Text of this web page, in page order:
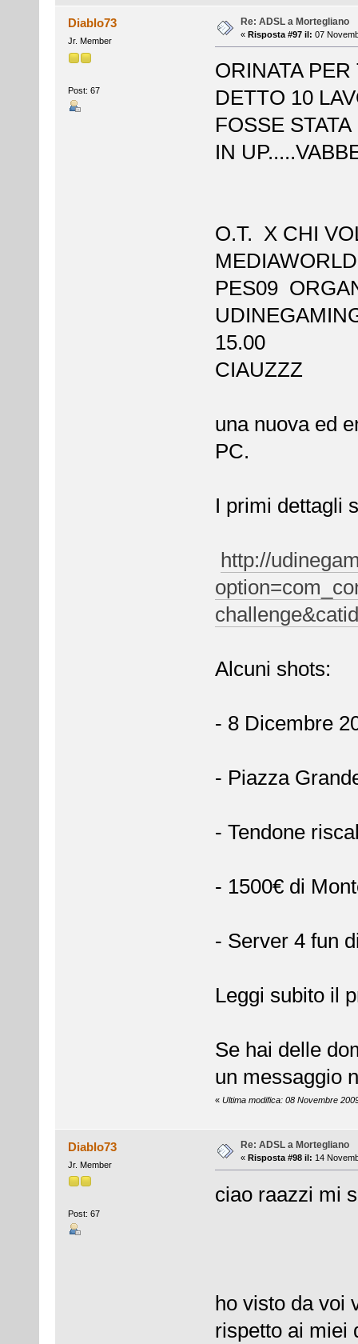
Diablo73
Jr. Member
Post: 67
Re: ADSL a Mortegliano
« Risposta #97 il: 07
ORINATA
DETTO 10
FOSSE
IN
O.T. X CHI
PES09
15.00
CIAUZZZ
una nuova ed
PC.
I primi dettagli
http://
Alcuni shots:
- 8 Dicembre
- Piazza
- Tendone
- 1500€ di
- Server 4 fun
Leggi subito il
Se hai delle
un messaggio
« Ultima modifica: 08 Novembre
Diablo73
Jr. Member
Post: 67
Re: ADSL a Mortegliano
« Risposta #98 il: 14
ciao raazzi mi
ho visto da voi
rispetto ai miei